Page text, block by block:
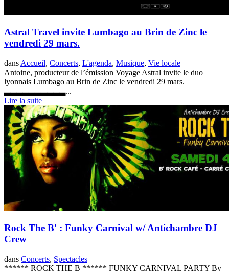
Astral Travel invite Lumbago au Brin de Zinc le
vendredi 29 mars.
dans Accueil, Concerts, L'agenda, Musique, Vie locale
Antoine, producteur de l’émission Voyage Astral invite le duo
lyonnais Lumbago au Brin de Zinc le vendredi 29 mars.
▃▃▃▃▃▃▃▃▃▃...
Lire la suite
Rock The B' : Funky Carnival w/ Antichambre DJ
Crew
dans Concerts, Spectacles
****** ROCK THE B ****** FUNKY CARNIVAL PARTY By